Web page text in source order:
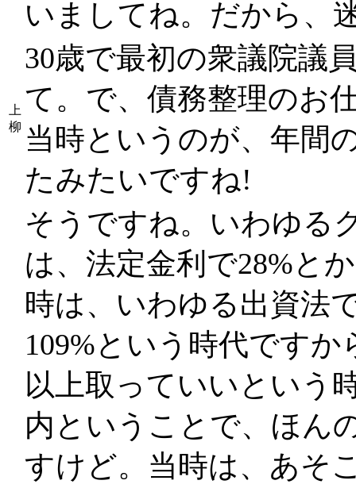
いましてね。だから、
上
柳
30歳で最初の衆議院議
て。で、債務整理のお
当時というのが、年間
たみたいですね!
そうですね。いわゆる
は、法定金利で28%と
時は、いわゆる出資法
109%という時代です
以上取っていいという
内ということで、ほん
すけど。当時は、あそ